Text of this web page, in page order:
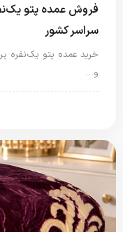
فروش عمده پتو
سراسر کشور
خرید عمده پتو یک‌نفره
و…